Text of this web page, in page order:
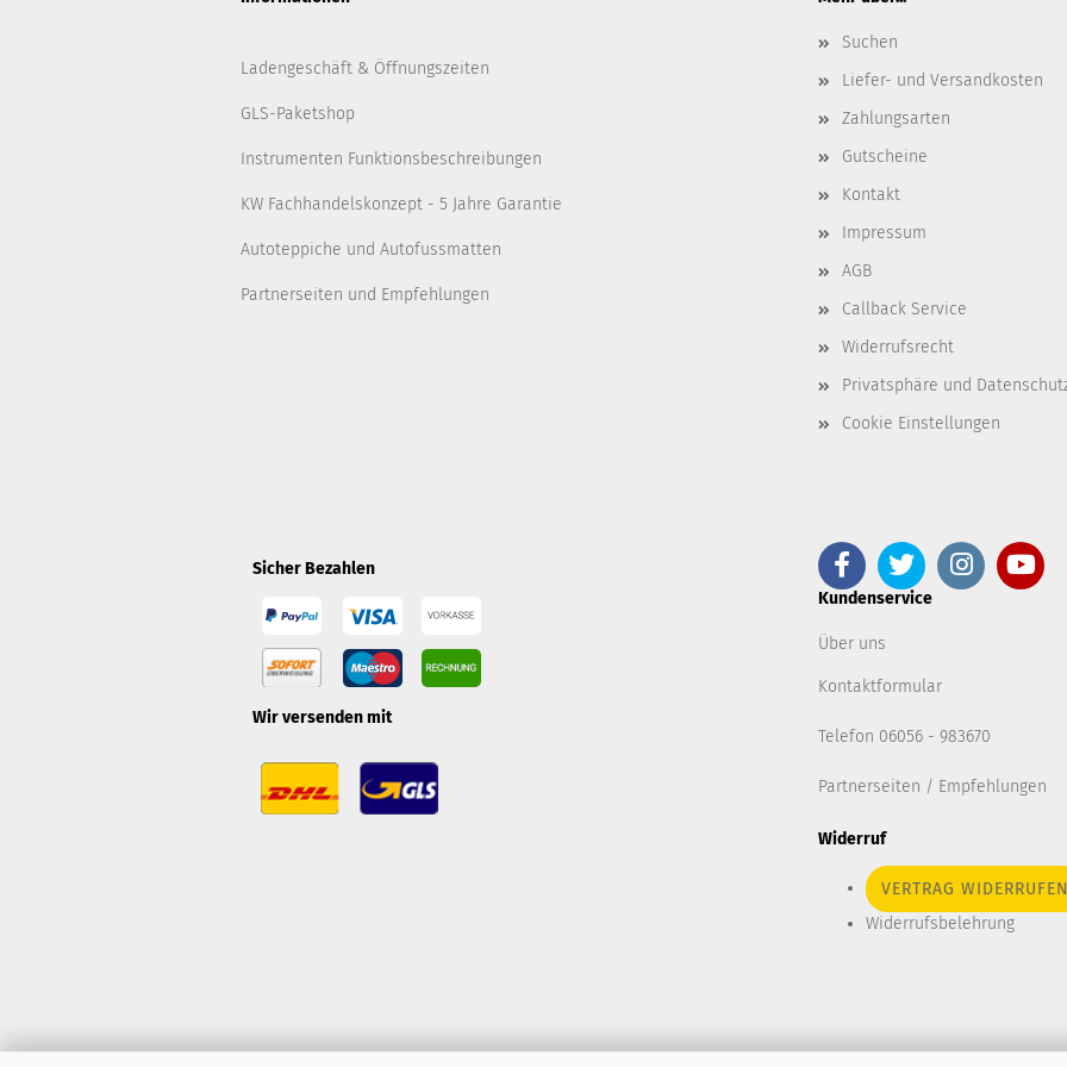
Ladengeschäft & Öffnungszeiten
GLS-Paketshop
Instrumenten Funktionsbeschreibungen
KW Fachhandelskonzept - 5 Jahre Garantie
Autoteppiche und Autofussmatten
Partnerseiten und Empfehlungen
Suchen
Liefer- und Versandkosten
Zahlungsarten
Gutscheine
Kontakt
Impressum
AGB
Callback Service
Widerrufsrecht
Privatsphäre und
Cookie Einstellungen
Sicher Bezahlen
Wir versenden mit
Kundenservice
Über uns
Kontaktformular
Telefon 06056 - 983670
Partnerseiten / Empfehlungen
Widerruf
VERTRAG
Widerrufsbelehrung